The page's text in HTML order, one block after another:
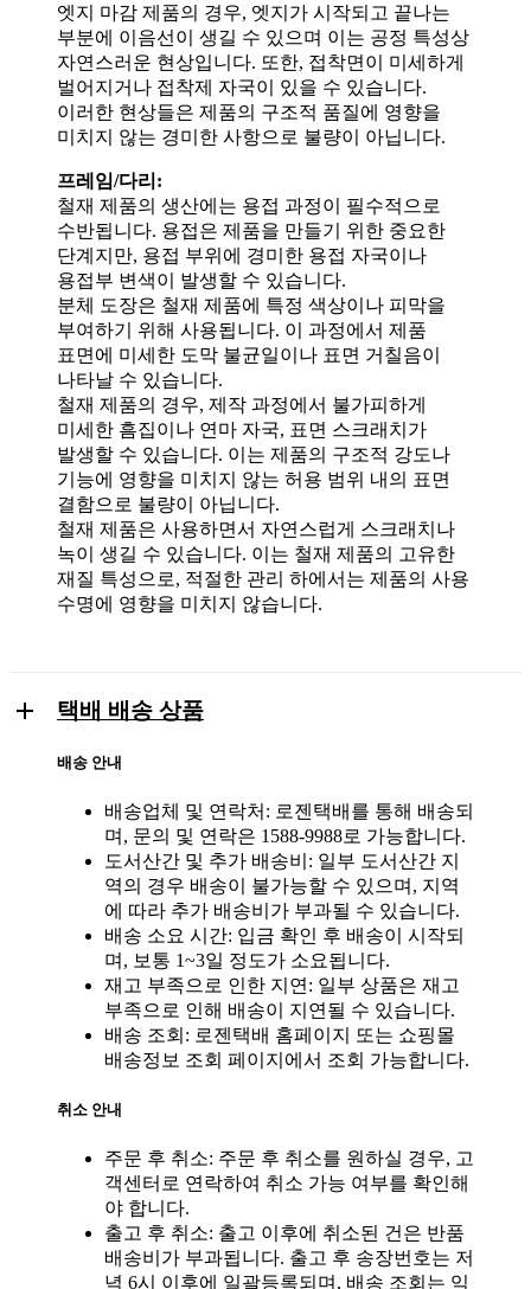
엣지 마감 제품의 경우, 엣지가 시작되고 끝나는
부분에 이음선이 생길 수 있으며 이는 공정 특성상
자연스러운 현상입니다. 또한, 접착면이 미세하게
벌어지거나 접착제 자국이 있을 수 있습니다.
이러한 현상들은 제품의 구조적 품질에 영향을
미치지 않는 경미한 사항으로 불량이 아닙니다.
프레임/다리:
철재 제품의 생산에는 용접 과정이 필수적으로
수반됩니다. 용접은 제품을 만들기 위한 중요한
단계지만, 용접 부위에 경미한 용접 자국이나
용접부 변색이 발생할 수 있습니다.
분체 도장은 철재 제품에 특정 색상이나 피막을
부여하기 위해 사용됩니다. 이 과정에서 제품
표면에 미세한 도막 불균일이나 표면 거칠음이
나타날 수 있습니다.
철재 제품의 경우, 제작 과정에서 불가피하게
미세한 흠집이나 연마 자국, 표면 스크래치가
발생할 수 있습니다. 이는 제품의 구조적 강도나
기능에 영향을 미치지 않는 허용 범위 내의 표면
결함으로 불량이 아닙니다.
철재 제품은 사용하면서 자연스럽게 스크래치나
녹이 생길 수 있습니다. 이는 철재 제품의 고유한
재질 특성으로, 적절한 관리 하에서는 제품의 사용
수명에 영향을 미치지 않습니다.
택배 배송 상품
배송 안내
배송업체 및 연락처: 로젠택배를 통해 배송되
며, 문의 및 연락은 1588-9988로 가능합니다.
도서산간 및 추가 배송비: 일부 도서산간 지
역의 경우 배송이 불가능할 수 있으며, 지역
에 따라 추가 배송비가 부과될 수 있습니다.
배송 소요 시간: 입금 확인 후 배송이 시작되
며, 보통 1~3일 정도가 소요됩니다.
재고 부족으로 인한 지연: 일부 상품은 재고
부족으로 인해 배송이 지연될 수 있습니다.
배송 조회: 로젠택배 홈페이지 또는 쇼핑몰
배송정보 조회 페이지에서 조회 가능합니다.
취소 안내
주문 후 취소: 주문 후 취소를 원하실 경우, 고
객센터로 연락하여 취소 가능 여부를 확인해
야 합니다.
출고 후 취소: 출고 이후에 취소된 건은 반품
배송비가 부과됩니다. 출고 후 송장번호는 저
녁 6시 이후에 일괄등록되며, 배송 조회는 익